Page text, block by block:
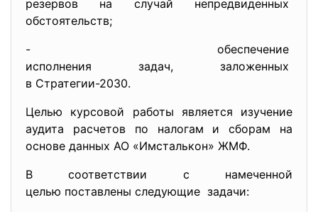
резервов на случай непредвиденных
обстоятельств;
- обеспечение
исполнения задач, заложенных
в Стратегии-2030.
Целью курсовой работы является изучение
аудита расчетов по налогам и сборам на
основе данных АО «Имсталькон» ЖМФ.
В соответствии с намеченной
целью поставлены следующие задачи: